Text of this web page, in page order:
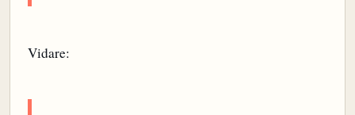
Vidare: